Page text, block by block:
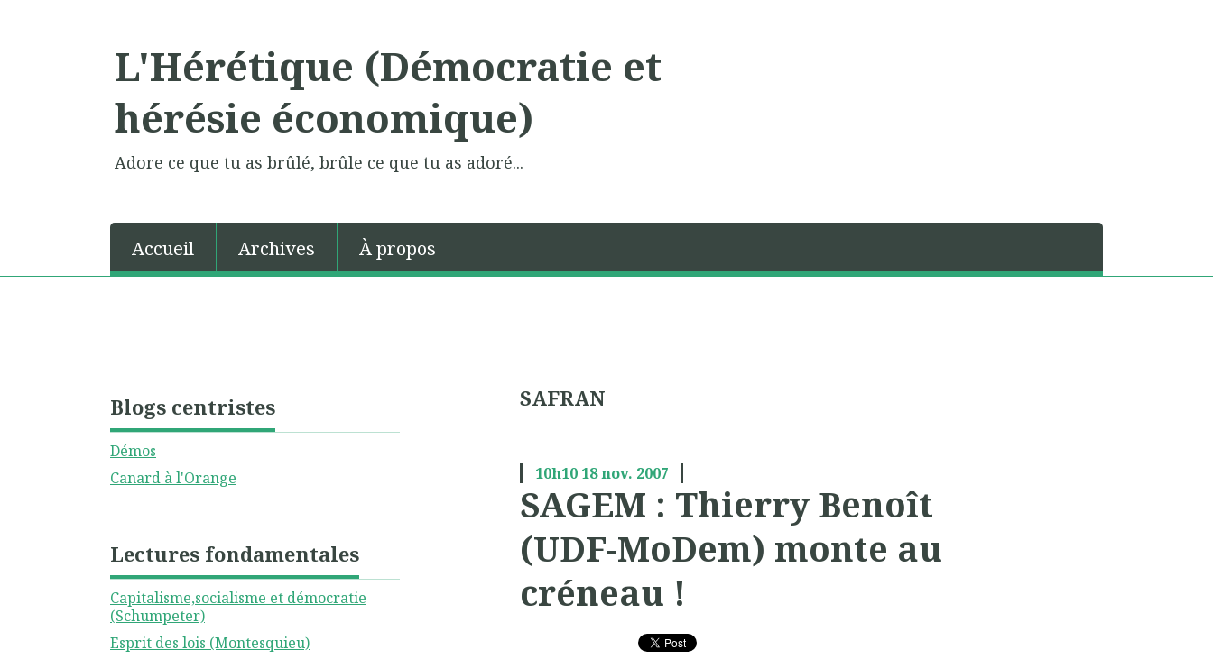
L'Hérétique (Démocratie et
hérésie économique)
Adore ce que tu as brûlé, brûle ce que tu as adoré...
Accueil Archives À propos
Blogs centristes
Démos
Canard à l'Orange
Lectures fondamentales
Capitalisme,socialisme et démocratie
(Schumpeter)
Esprit des lois (Montesquieu)
SAFRAN
10h10 18nov. 2007
SAGEM : Thierry Benoît
(UDF-MoDem) monte au
créneau !